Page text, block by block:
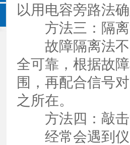
以用电容旁路法
方法三：隔离
故障隔离法不
全可靠，根据故
围，再配合信号
之所在。
方法四：敲击
经常会遇到仪